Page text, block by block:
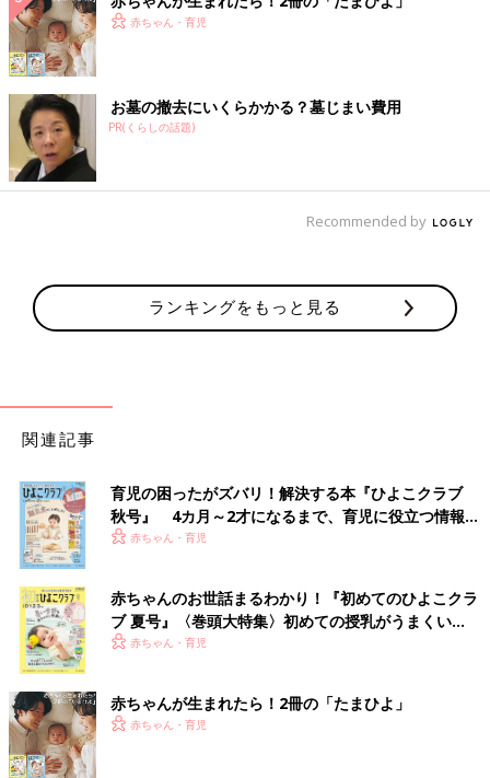
赤ちゃん・育児
お墓の撤去にいくらかかる？墓じまい費用
PR(くらしの話題)
Recommended by
ランキングをもっと見る
関連記事
育児の困ったがズバリ！解決する本『ひよこクラブ
秋号』 4カ月～2才になるまで、育児に役立つ情報が
いっぱい！
赤ちゃん・育児
赤ちゃんのお世話まるわかり！『初めてのひよこクラ
ブ 夏号』〈巻頭大特集〉初めての授乳がうまくい
く！ おっぱい・ミルクの基本と夏のトラブル 解決テ
赤ちゃん・育児
赤ちゃんが生まれたら！2冊の「たまひよ」
赤ちゃん・育児